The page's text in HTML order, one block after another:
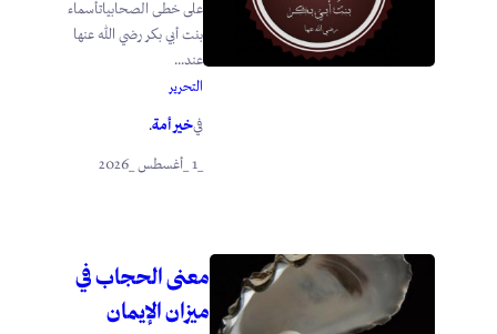
على خطى الصحابياتأسماء
بنت أبي بكر رضي الله عنها
عند...
التحرير
فيخير أمة.
_1 _أغسطس _2026
معنى الحجاب في
ميزان الإيمان